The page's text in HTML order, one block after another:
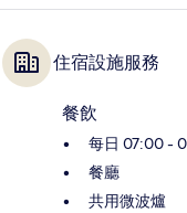
住宿設施服務
餐飲
每日 07:00 -
餐廳
共用微波爐